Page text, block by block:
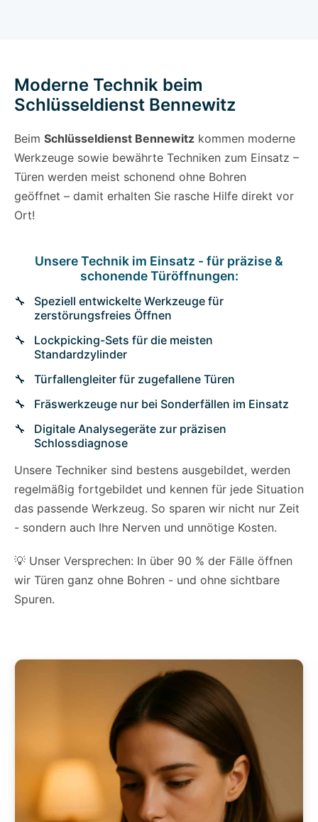
Moderne Technik beim
Schlüsseldienst Bennewitz
Beim Schlüsseldienst Bennewitz kommen moderne
Werkzeuge sowie bewährte Techniken zum Einsatz –
Türen werden meist schonend ohne Bohren
geöffnet – damit erhalten Sie rasche Hilfe direkt vor
Ort!
Unsere Technik im Einsatz - für präzise &
schonende Türöffnungen:
Speziell entwickelte Werkzeuge für
zerstörungsfreies Öffnen
Lockpicking-Sets für die meisten
Standardzylinder
Türfallengleiter für zugefallene Türen
Fräswerkzeuge nur bei Sonderfällen im Einsatz
Digitale Analysegeräte zur präzisen
Schlossdiagnose
Unsere Techniker sind bestens ausgebildet, werden
regelmäßig fortgebildet und kennen für jede Situation
das passende Werkzeug. So sparen wir nicht nur Zeit
- sondern auch Ihre Nerven und unnötige Kosten.
💡 Unser Versprechen: In über 90 % der Fälle öffnen
wir Türen ganz ohne Bohren - und ohne sichtbare
Spuren.